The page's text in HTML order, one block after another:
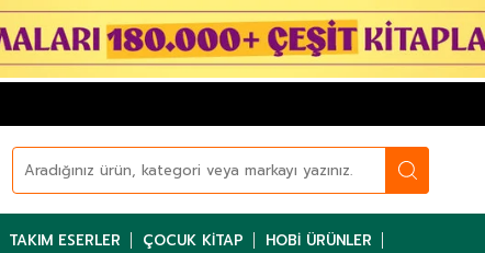
TAKIM ESERLER ÇOCUK KITAP HOBI ÜRÜNLER